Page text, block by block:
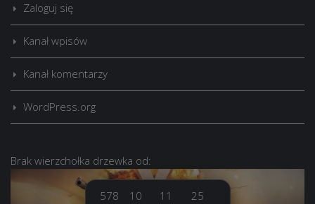
Zaloguj się
Kanał wpisów
Kanał komentarzy
WordPress.org
Brak wierzchołka drzewka od:
578
10
11
26